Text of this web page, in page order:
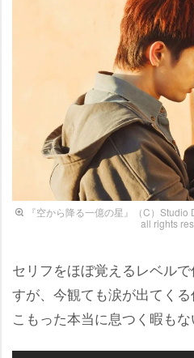
『空から降る一億の星』（C）
all rights
セリフをほぼ覚えるレベル
すが、今観ても涙が出てく
こもった本当に息つく暇も